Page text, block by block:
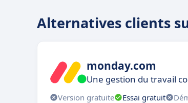
Alternatives clients
monday.com
Une gestion du travail
Version gratuite Essai gratuit